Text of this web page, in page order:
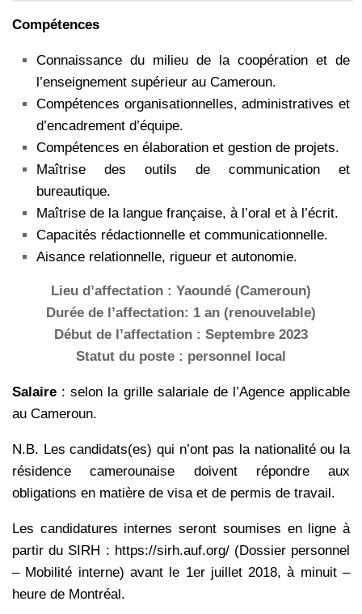
Compétences
Connaissance du milieu de la coopération et de
l’enseignement supérieur au Cameroun.
Compétences organisationnelles, administratives et
d’encadrement d’équipe.
Compétences en élaboration et gestion de projets.
Maîtrise des outils de communication et
bureautique.
Maîtrise de la langue française, à l’oral et à l’écrit.
Capacités rédactionnelle et communicationnelle.
Aisance relationnelle, rigueur et autonomie.
Lieu d’affectation : Yaoundé (Cameroun)
Durée de l’affectation: 1 an (renouvelable)
Début de l’affectation : Septembre 2023
Statut du poste : personnel local
Salaire : selon la grille salariale de l’Agence applicable
au Cameroun.
N.B. Les candidats(es) qui n’ont pas la nationalité ou la
résidence camerounaise doivent répondre aux
obligations en matière de visa et de permis de travail.
Les candidatures internes seront soumises en ligne à
partir du SIRH : https://sirh.auf.org/ (Dossier personnel
– Mobilité interne) avant le 1er juillet 2018, à minuit –
heure de Montréal.